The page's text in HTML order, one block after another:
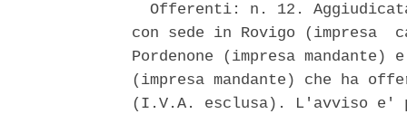
Offerenti: n. 12.
con sede in Rovigo (impresa
Pordenone (impresa
(impresa mandante) che ha
(I.V.A. esclusa). L'avviso e'